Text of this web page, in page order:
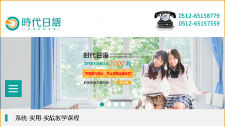
系统·实用·实战教学课程
首
绍
特
资
最